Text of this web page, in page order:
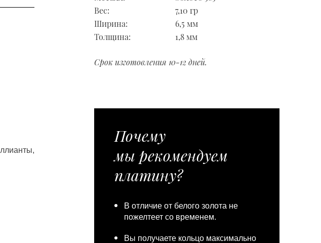
Вес:
7,10 гр
Ширина:
6,5 мм
Толщина:
1,8 мм
Срок изготовления 10-12 дней.
Почему
мы рекомендуем
платину?
В отличие от белого золота не
пожелтеет со временем.
Вы получаете кольцо максимально